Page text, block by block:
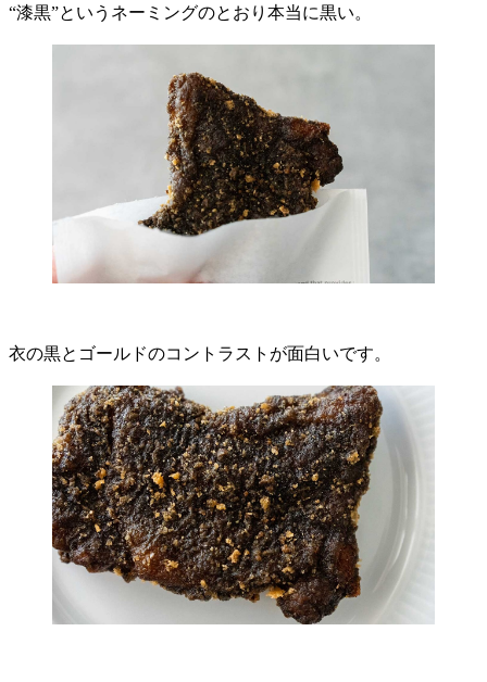
“漆黒”というネーミングのとおり本当に黒い。
衣の黒とゴールドのコントラストが面白いです。